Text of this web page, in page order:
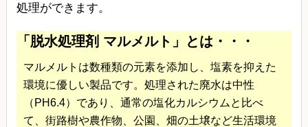
処理ができます。
「脱水処理剤 マルメルト」とは・・・
マルメルトは数種類の元素を添加し、塩素を抑えた
環境に優しい製品です。処理された廃水は中性
（PH6.4）であり、通常の塩化カルシウムと比べ
て、街路樹や農作物、公園、畑の土壌など生活環境